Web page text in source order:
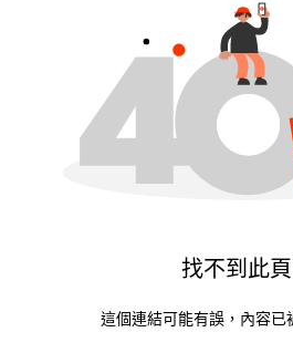
找不到此
這個連結可能有誤，內容已